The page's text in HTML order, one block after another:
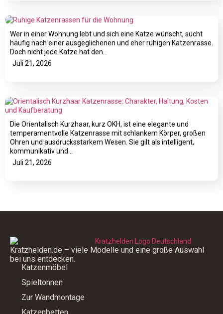
Wer in einer Wohnung lebt und sich eine Katze wünscht, sucht
häufig nach einer ausgeglichenen und eher ruhigen Katzenrasse.
Doch nicht jede Katze hat den…
Juli 21, 2026
Die Orientalisch Kurzhaar, kurz OKH, ist eine elegante und
temperamentvolle Katzenrasse mit schlankem Körper, großen
Ohren und ausdrucksstarkem Wesen. Sie gilt als intelligent,
kommunikativ und…
Juli 21, 2026
Kratzhelden.de – viele Modelle und eine große Auswahl
bei uns entdecken.
Katzenmöbel
Spieltonnen
Zur Wandmontage
Katzenbetten